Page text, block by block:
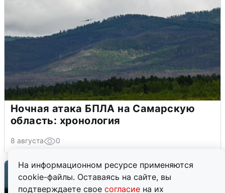
На информационном ресурсе применяются
cookie-файлы. Оставаясь на сайте, вы
подтверждаете свое согласие на их
Ночная атака БПЛА на Самарскую
область: хронология
8 августа 0